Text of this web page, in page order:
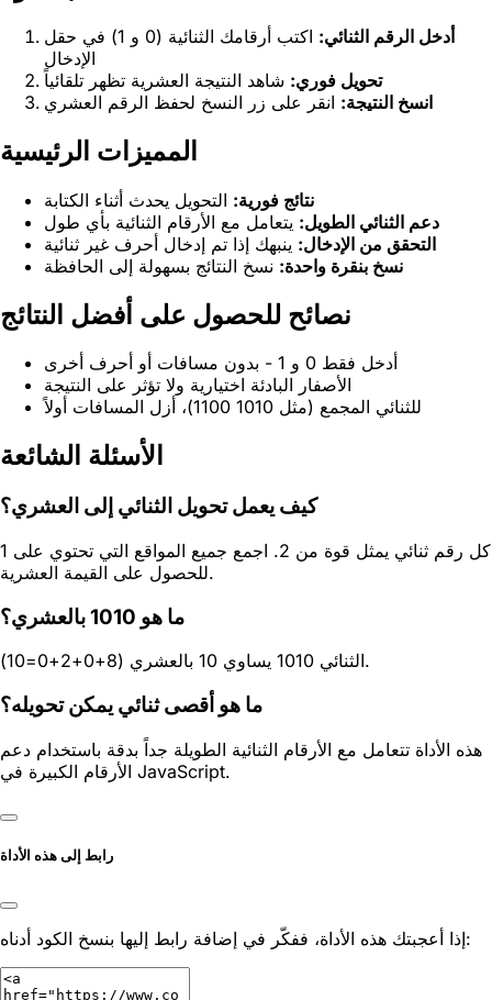
أدخل الرقم الثنائي:
اكتب أرقامك الثنائية (0 و 1) في حقل
الإدخال
تحويل فوري: شاهد النتيجة العشرية تظهر تلقائياً
انسخ النتيجة: انقر على زر النسخ لحفظ الرقم العشري
المميزات الرئيسية
نتائج فورية: التحويل يحدث أثناء الكتابة
دعم الثنائي الطويل: يتعامل مع الأرقام الثنائية بأي طول
التحقق من الإدخال: ينبهك إذا تم إدخال أحرف غير ثنائية
نسخ بنقرة واحدة: نسخ النتائج بسهولة إلى الحافظة
نصائح للحصول على أفضل النتائج
أدخل فقط 0 و 1 - بدون مسافات أو أحرف أخرى
الأصفار البادئة اختيارية ولا تؤثر على النتيجة
للثنائي المجمع (مثل 1010 1100)، أزل المسافات أولاً
الأسئلة الشائعة
كيف يعمل تحويل الثنائي إلى العشري؟
كل رقم ثنائي يمثل قوة من 2. اجمع جميع المواقع التي تحتوي على 1
للحصول على القيمة العشرية.
ما هو 1010 بالعشري؟
الثنائي 1010 يساوي 10 بالعشري (8+0+2+0=10).
ما هو أقصى ثنائي يمكن تحويله؟
هذه الأداة تتعامل مع الأرقام الثنائية الطويلة جداً بدقة باستخدام دعم
الأرقام الكبيرة في JavaScript.
رابط إلى هذه الأداة
إذا أعجبتك هذه الأداة، ففكّر في إضافة رابط إليها بنسخ الكود أدناه: